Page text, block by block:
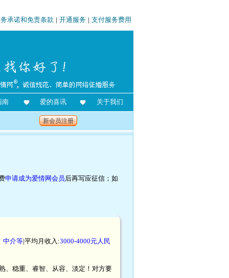
承诺和免责条款 | 开通服务 | 支付服务费用
南 爱的喜讯 关于我们
新会员注册
申请成为爱情网会员后再写应征信；如
中介等|平均月收入:3000-4000元人民
、稳重、睿智、从容、淡定！对方要